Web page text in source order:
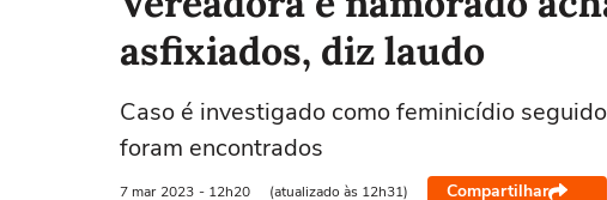
asfixiados, diz laudo
Caso é investigado como feminicídio
foram encontrados
7 mar 2023 - 12h20 (atualizado às 12h31) Compartilhar